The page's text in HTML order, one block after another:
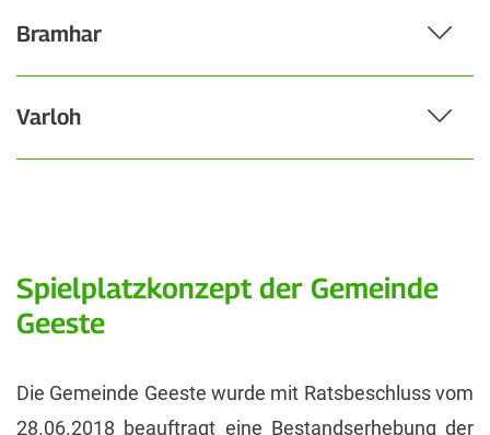
Bramhar
Varloh
Spielplatzkonzept der Gemeinde
Geeste
Die Gemeinde Geeste wurde mit Ratsbeschluss vom
28.06.2018 beauftragt eine Bestandserhebung der